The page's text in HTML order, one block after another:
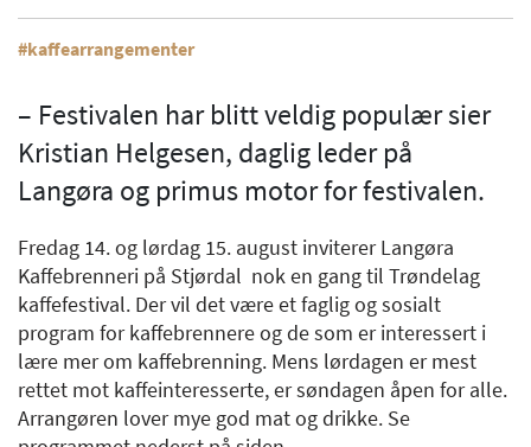
kaffearrangementer
– Festivalen har blitt veldig populær sier
Kristian Helgesen, daglig leder på
Langøra og primus motor for festivalen.
Fredag 14. og lørdag 15. august inviterer Langøra
Kaffebrenneri på Stjørdal nok en gang til Trøndelag
kaffefestival. Der vil det være et faglig og sosialt
program for kaffebrennere og de som er interessert i
lære mer om kaffebrenning. Mens lørdagen er mest
rettet mot kaffeinteresserte, er søndagen åpen for alle.
Arrangøren lover mye god mat og drikke. Se